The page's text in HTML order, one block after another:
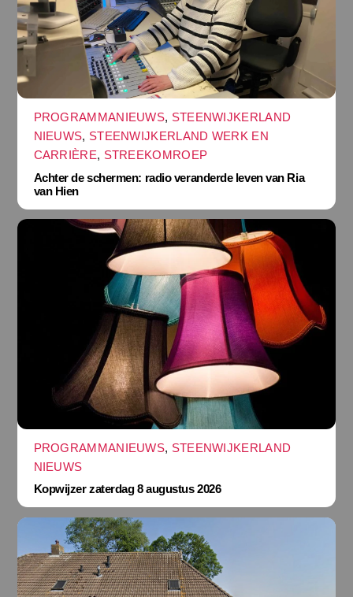
PROGRAMMANIEUWS, STEENWIJKERLAND
NIEUWS, STEENWIJKERLAND WERK EN
CARRIÈRE, STREEKOMROEP
Achter de schermen: radio veranderde leven van Ria
van Hien
PROGRAMMANIEUWS, STEENWIJKERLAND
NIEUWS
Kopwijzer zaterdag 8 augustus 2026